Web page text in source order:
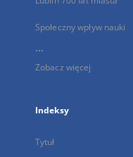
Społeczny wpływ nauki
...
Zobacz więcej
Indeksy
Tytuł